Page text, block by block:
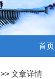
首页
>> 文章详情